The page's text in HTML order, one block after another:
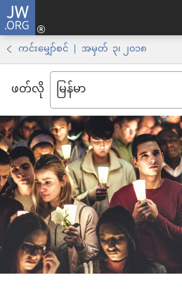
JW.ORG
ကင်းမျှော်စင် | အမှတ် ၃၊ ၂၀၁၈
ဖတ်လို